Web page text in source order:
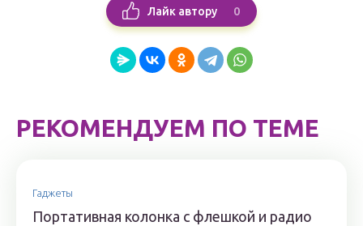
Лайк автору 0
РЕКОМЕНДУЕМ ПО ТЕМЕ
Гаджеты
Портативная колонка с флешкой и радио